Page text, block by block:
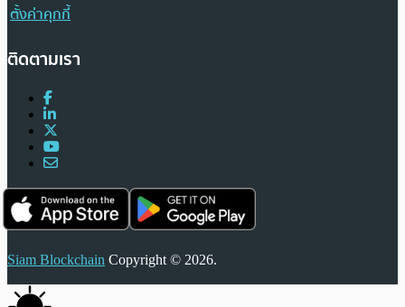
ตั้งค่าคุกกี้
ติดตามเรา
Siam Blockchain Copyright © 2026.